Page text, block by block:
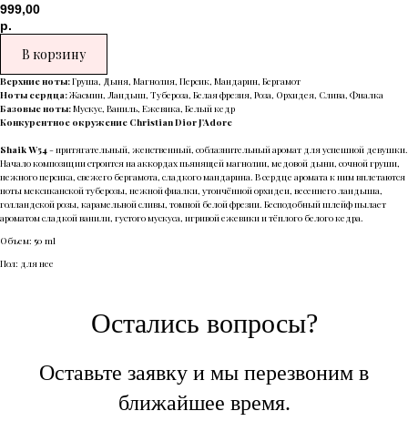
999,00
р.
В корзину
Верхние ноты:Груша, Дыня, Магнолия, Персик, Мандарин, Бергамот
Ноты сердца:Жасмин, Ландыш, Тубероза, Белая фрезия, Роза, Орхидея, Слива, Фиалка
Базовые ноты:Мускус, Ваниль, Ежевика, Белый кедр
Конкурентное окружение Christian Dior J'Adore
Shaik W54- притягательный, женственный, соблазнительный аромат для успешной девушки.
Начало композиции строится на аккордах пьянящей магнолии, медовой дыни, сочной груши,
нежного персика, свежего бергамота, сладкого мандарина. В сердце аромата к ним вплетаются
ноты мексиканской туберозы, нежной фиалки, утончённой орхидеи, весеннего ландыша,
голландской розы, карамельной сливы, томной белой фрезии. Бесподобный шлейф пылает
ароматом сладкой ванили, густого мускуса, игривой ежевики и тёплого белого кедра.
Объем: 50 ml
Пол: для нее
Остались вопросы?
Оставьте заявку и мы перезвоним в
ближайшее время.